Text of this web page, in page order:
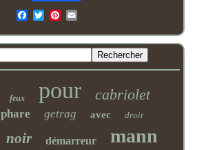
Email
feux pour cabriolet
phare getrag avec droit
noir démarreur mann